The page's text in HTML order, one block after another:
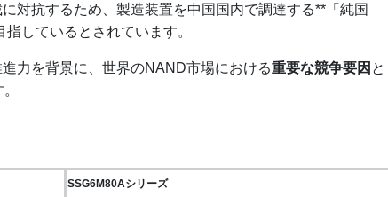
対抗するため、製造装置を中国国内で調達する**「純国
しているとされています。
力を背景に、世界のNAND市場における重要な競争要因 と
SSG6M80Aシリーズ